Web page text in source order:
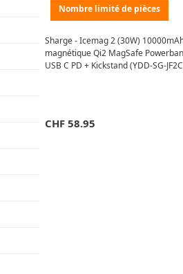
Nombre limité de pièces
Sharge - Icemag 2 (30W)
magnétique Qi2 MagSafe
USB C PD + Kickstand (YDD-SG-
CHF 58.95